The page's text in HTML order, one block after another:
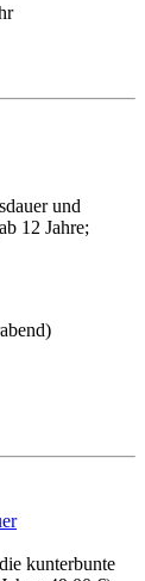
und
12 Jahre;
kunterbunte